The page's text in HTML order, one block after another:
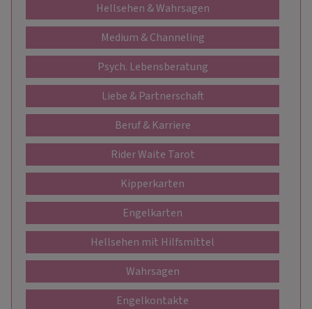
Hellsehen & Wahrsagen
Medium & Channeling
Psych. Lebensberatung
Liebe & Partnerschaft
Beruf & Karriere
Rider Waite Tarot
Kipperkarten
Engelkarten
Hellsehen mit Hilfsmittel
Wahrsagen
Engelkontakte